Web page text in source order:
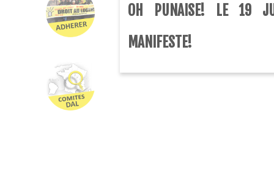
OH PUNAISE! LE 19
MANIFESTE!